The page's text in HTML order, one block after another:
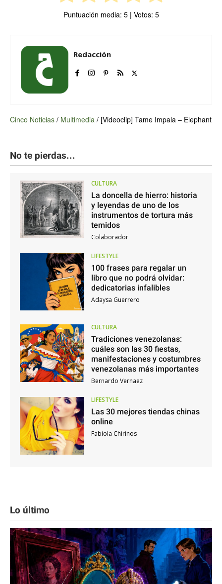
Puntuación media: 5| Votos: 5
Redacción
Cinco Noticias / Multimedia / [Videoclip] Tame Impala – Elephant
No te pierdas...
CULTURA
La doncella de hierro: historia
y leyendas de uno de los
instrumentos de tortura más
temidos
Colaborador
LIFESTYLE
100 frases para regalar un
libro que no podrá olvidar:
dedicatorias infalibles
Adaysa Guerrero
CULTURA
Tradiciones venezolanas:
cuáles son las 30 fiestas,
manifestaciones y costumbres
venezolanas más importantes
Bernardo Vernaez
LIFESTYLE
Las 30 mejores tiendas chinas
online
Fabiola Chirinos
Lo último